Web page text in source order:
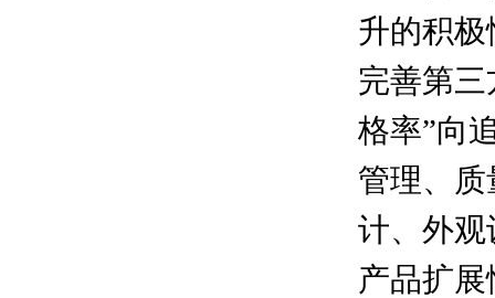
升的积
完善第
格率”向
管理、
计、外
产品扩